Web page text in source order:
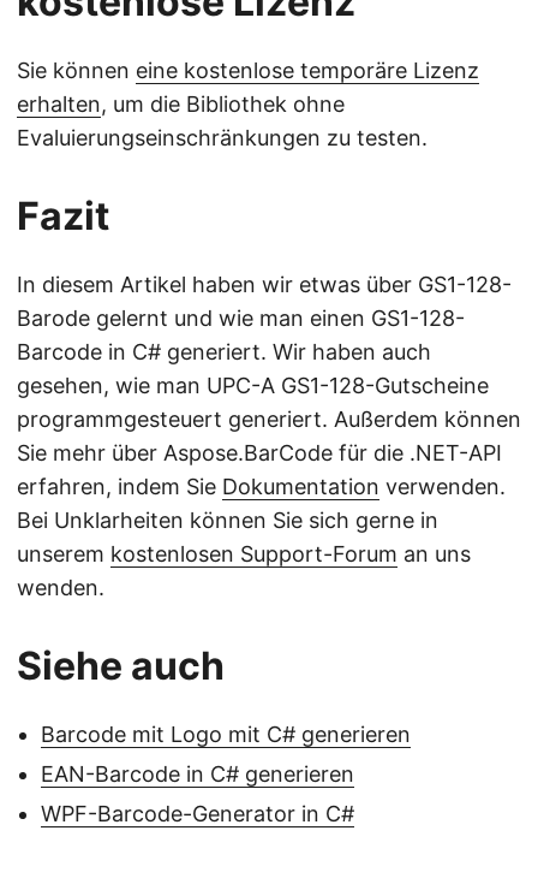
Sie können eine kostenlose temporäre Lizenz
erhalten, um die Bibliothek ohne
Evaluierungseinschränkungen zu testen.
Fazit
In diesem Artikel haben wir etwas über GS1-128-
Barode gelernt und wie man einen GS1-128-
Barcode in C# generiert. Wir haben auch
gesehen, wie man UPC-A GS1-128-Gutscheine
programmgesteuert generiert. Außerdem können
Sie mehr über Aspose.BarCode für die .NET-API
erfahren, indem Sie Dokumentation verwenden.
Bei Unklarheiten können Sie sich gerne in
unserem kostenlosen Support-Forum an uns
wenden.
Siehe auch
Barcode mit Logo mit C# generieren
EAN-Barcode in C# generieren
WPF-Barcode-Generator in C#